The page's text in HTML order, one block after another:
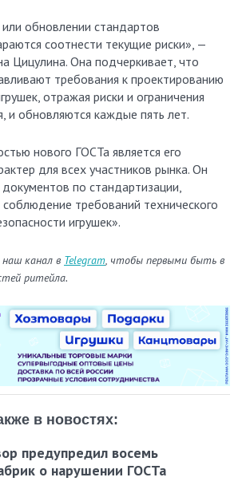
обновлении стандартов
соотнести текущие риски», —
Цицулина. Она подчеркивает, что
требования к проектированию
отражая риски и ограничения
и обновляются каждые пять лет.
нового ГОСТа является его
для всех участников рынка. Он
по стандартизации,
требований технического
игрушек».
канал в Telegram, чтобы первыми быть в
ритейла.
в новостях:
предупредил восемь
о нарушении ГОСТа